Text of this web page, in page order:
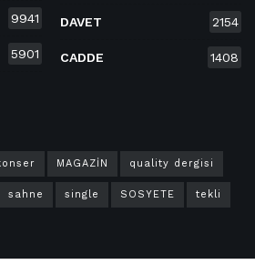
9941
5901
DAVET 2154
CADDE 1408
MAGAZİN quality dergisi
sahne single SOSYETE tekli